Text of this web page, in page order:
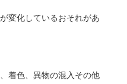
変化しているおそれがあ
着色、異物の混入その他